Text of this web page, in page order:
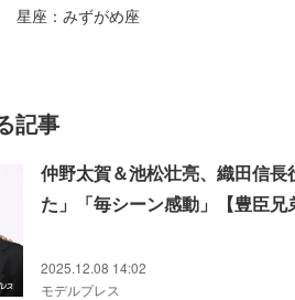
星座： みずがめ座
記事
仲野太賀＆池松壮亮、織田信
た」「毎シーン感動」【豊臣兄
2025.12.08 14:02
モデルプレス